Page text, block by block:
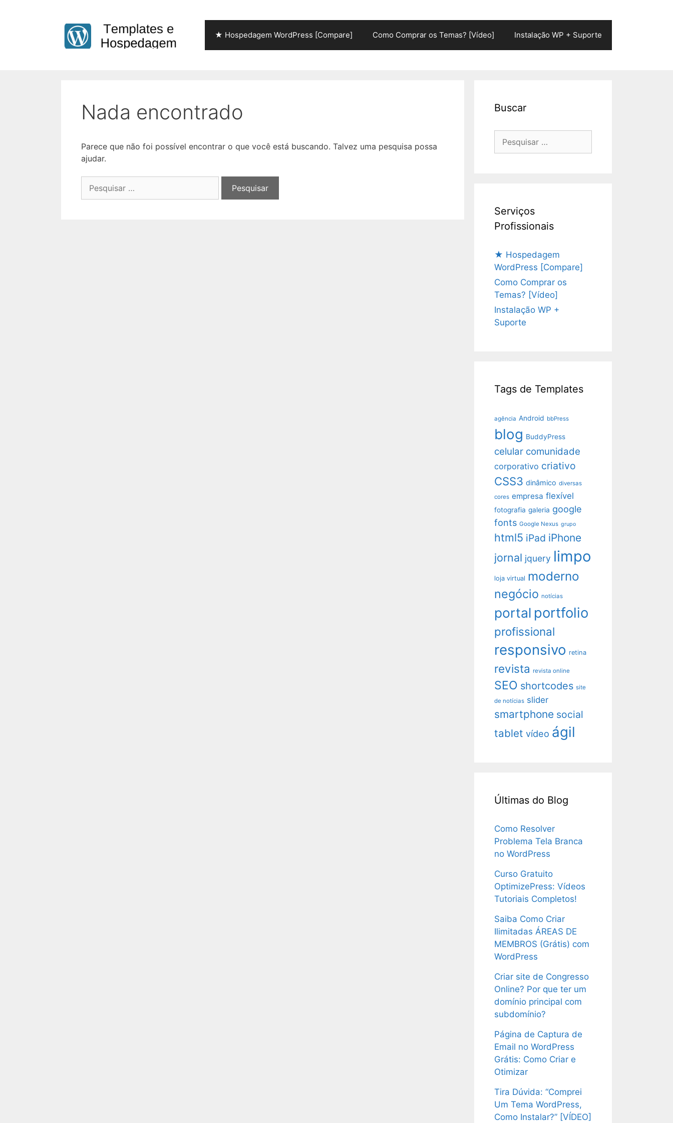
★ Hospedagem WordPress [Compare] Como Comprar os Temas? [Vídeo] Instalação WP + Suporte
Nada encontrado
Parece que não foi possível encontrar o que você está buscando. Talvez uma pesquisa possa
ajudar.
por:
Buscar
Serviços
Profissionais
★ Hospedagem
WordPress [Compare]
Como Comprar os
Temas? [Vídeo]
Instalação WP +
Suporte
Tags de Templates
agência Android bbPress
blog BuddyPress
celular comunidade
corporativo criativo
CSS3 dinâmico diversas
cores empresa flexível
fotografia galeria google
fonts Google Nexus grupo
html5 iPad iPhone
jornal jquery limpo
loja virtual moderno
negócio notícias
portal portfolio
profissional
responsivo retina
revista revista online
SEO shortcodes site
de notícias slider
smartphone social
tablet vídeo ágil
Últimas do Blog
Como Resolver
Problema Tela Branca
no WordPress
Curso Gratuito
OptimizePress: Vídeos
Tutoriais Completos!
Saiba Como Criar
Ilimitadas ÁREAS DE
MEMBROS (Grátis) com
WordPress
Criar site de Congresso
Online? Por que ter um
domínio principal com
subdomínio?
Página de Captura de
Email no WordPress
Grátis: Como Criar e
Otimizar
Tira Dúvida: “Comprei
Um Tema WordPress,
Como Instalar?” [VÍDEO]